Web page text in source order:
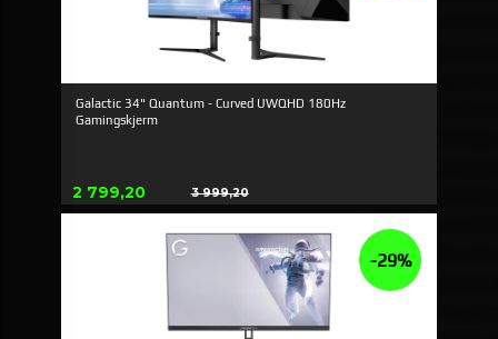
Galactic 34" Quantum - Curved UWQHD 180Hz
Gamingskjerm
Erbjudande
2 799,20 3 999,20
Rabatt
-29%